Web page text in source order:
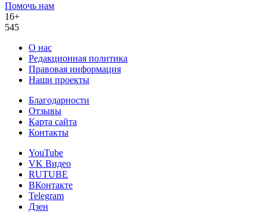
Помочь нам
16+
545
О нас
Редакционная политика
Правовая информация
Наши проекты
Благодарности
Отзывы
Карта сайта
Контакты
YouTube
VK Видео
RUTUBE
ВКонтакте
Telegram
Дзен